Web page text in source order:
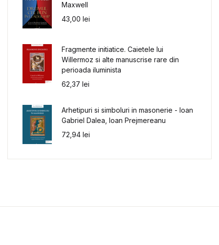
Maxwell
43,00 lei
Fragmente initiatice. Caietele lui
Willermoz si alte manuscrise rare din
perioada iluminista
62,37 lei
Arhetipuri si simboluri in masonerie - Ioan
Gabriel Dalea, Ioan Prejmereanu
72,94 lei